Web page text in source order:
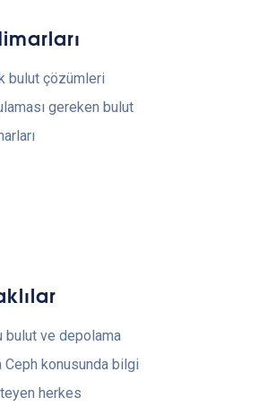
bulut çözümleri
gereken bulut
bulut ve depolama
konusunda bilgi
herkes